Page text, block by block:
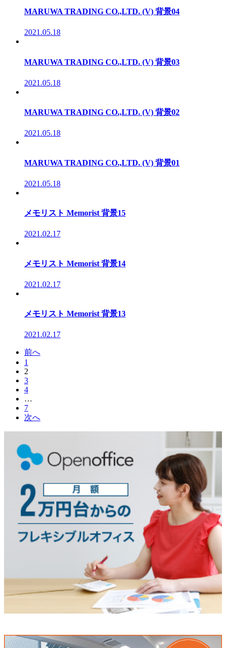
MARUWA TRADING CO.,LTD. (V) 背景04
2021.05.18
MARUWA TRADING CO.,LTD. (V) 背景03
2021.05.18
MARUWA TRADING CO.,LTD. (V) 背景02
2021.05.18
MARUWA TRADING CO.,LTD. (V) 背景01
2021.05.18
メモリスト Memorist 背景15
2021.02.17
メモリスト Memorist 背景14
2021.02.17
メモリスト Memorist 背景13
2021.02.17
前へ
1
2
3
4
…
7
次へ